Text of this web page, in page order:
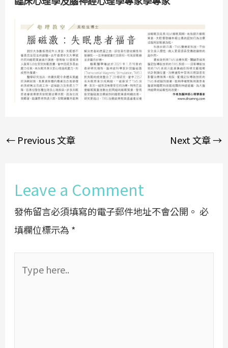
←Previous 文章 Next 文章→
Leave a Comment
發佈留言必須填寫的電子郵件地址不會公開。 必
填欄位標示為 *
here..